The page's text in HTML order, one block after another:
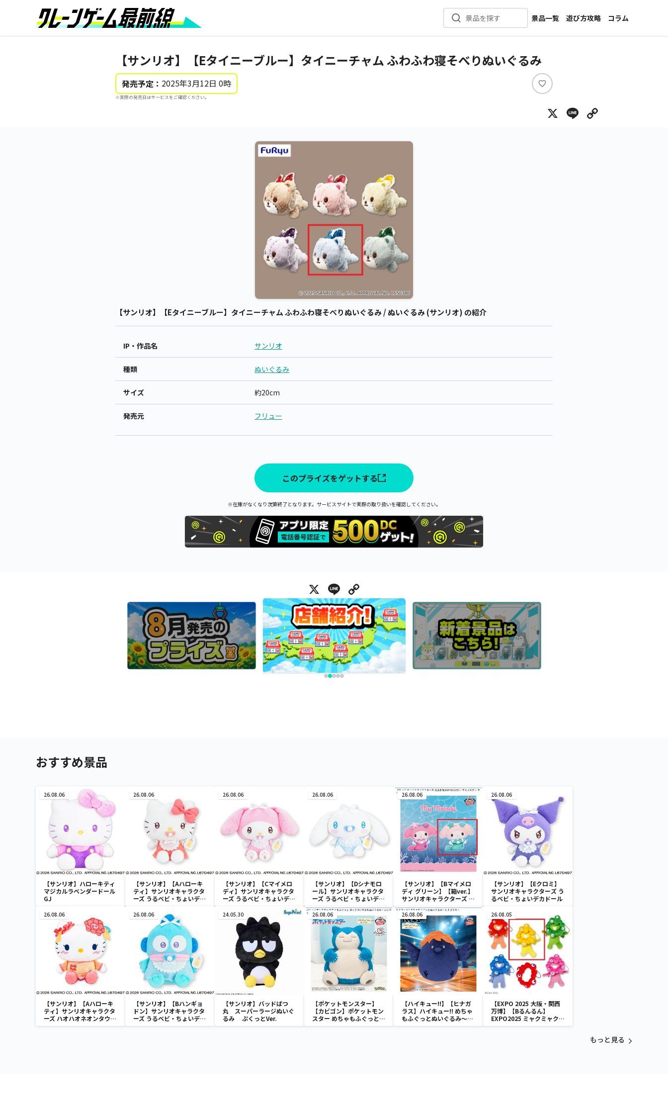
景品を探す
景品一覧
新着景品
カテゴリ一覧
メーカー一覧
遊び方攻略
コラム
インタビュー
【サンリオ】【Eタイニーブルー】タイニーチャム ふわふわ寝そべりぬいぐるみ
発売予定： 2025年3月12日 0時
※実際の発売日はサービスをご確認ください。
い
ね
X Line
【サンリオ】【Eタイニーブルー】タイニーチャム ふわふわ寝そべりぬいぐるみ / ぬいぐるみ (サンリオ) の紹介
IP・作品名 サンリオ
種類 ぬいぐるみ
サイズ 約20cm
発売元 フリュー
このプライズをゲットする
※在庫がなくなり次第終了となります。サービスサイトで実際の取り扱いを確認してください。
X Line
おすすめ景品
26.08.06
【サンリオ】ハローキティ
マジカルラベンダードール
GJ
26.08.06
【サンリオ】【Aハローキ
ティ】サンリオキャラクタ
ーズ うるベビ・ちょいデカ
26.08.06
【サンリオ】【Cマイメロ
ディ】サンリオキャラクタ
ーズ うるベビ・ちょいデカ
26.08.06
【サンリオ】【Dシナモロ
ール】サンリオキャラクタ
ーズ うるベビ・ちょいデカ
ドール
26.08.06
【サンリオ】【Bマイメロ
ディ グリーン】【箱ver.】
サンリオキャラクターズ お
おきなSOFVIMATES～マ
イメロディ マーメイドver.
～
26.08.06
【サンリオ】【Eクロミ】
サンリオキャラクターズ う
るベビ・ちょいデカドール
26.08.06
【サンリオ】【Aハローキ
ティ】サンリオキャラクタ
ーズ ハオハオネオンタウン
ドールBIGタイプ1
26.08.06
【サンリオ】【Bハンギョ
ドン】サンリオキャラクタ
ーズ うるベビ・ちょいデカ
ドール
24.05.30
【サンリオ】バッドばつ
丸 スーパーラージぬいぐ
るみ ぷくっとVer.
26.08.06
【ポケットモンスター】
【カビゴン】ポケットモン
スター めちゃもふぐっと
ほっこりいやされぬいぐる
26.08.06
【ハイキュー!!】【ヒナガ
ラス】ハイキュー!! めちゃ
もふぐっとぬいぐるみ～ヒ
ナガラス～
26.08.05
【EXPO 2025 大阪・関西
万博】【Bるんるん】
EXPO2025 ミャクミャク
カラフルゴム紐付きぬいぐ
もっと見る